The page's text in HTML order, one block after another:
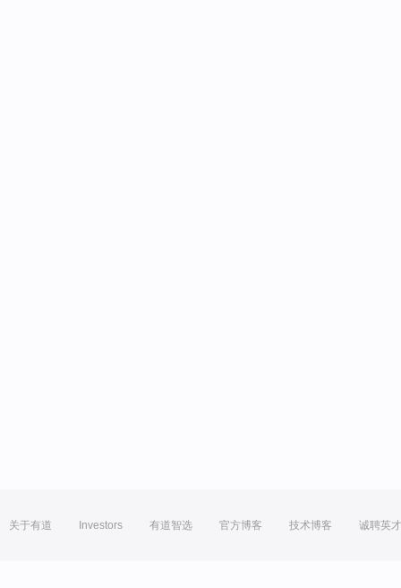
关于有道 Investors 有道智选 官方博客 技术博客 诚聘英才